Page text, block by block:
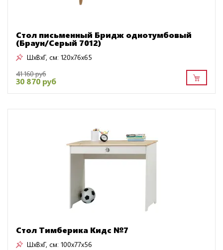
Стол письменный Бридж однотумбовый
(Браун/Серый 7012)
ШxВxГ, см: 120x76x65
41 160 руб
30 870 руб
Стол Тимберика Кидс №7
ШxВxГ, см: 100x77x56